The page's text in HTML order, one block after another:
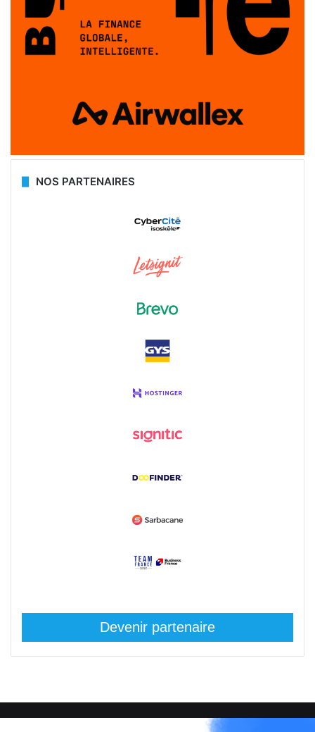
NOS PARTENAIRES
Devenir partenaire
DECODE MEDIA, The Innovation Media